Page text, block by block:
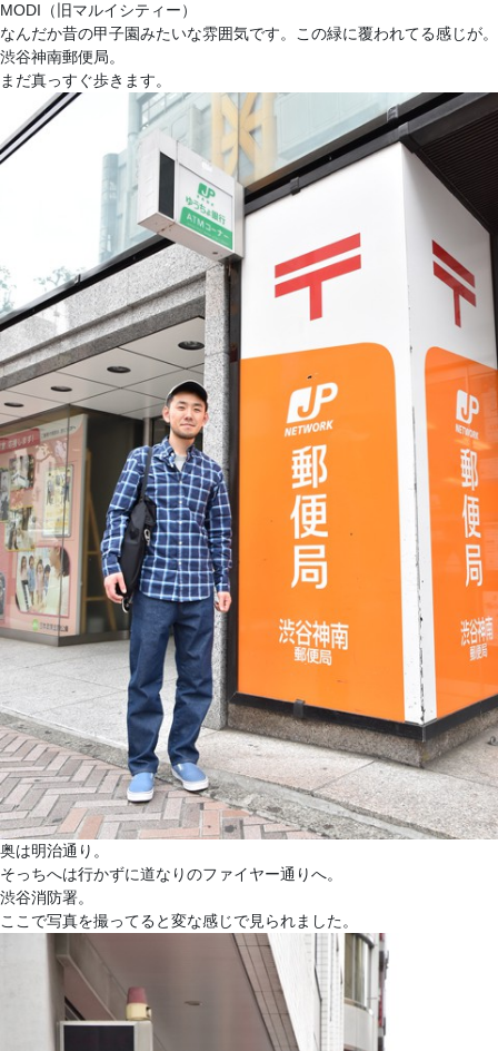
MODI（旧マルイシティー）
なんだか昔の甲子園みたいな雰囲気です。この緑に覆われてる感じが。
渋谷神南郵便局。
まだ真っすぐ歩きます。
奥は明治通り。
そっちへは行かずに道なりのファイヤー通りへ。
渋谷消防署。
ここで写真を撮ってると変な感じで見られました。